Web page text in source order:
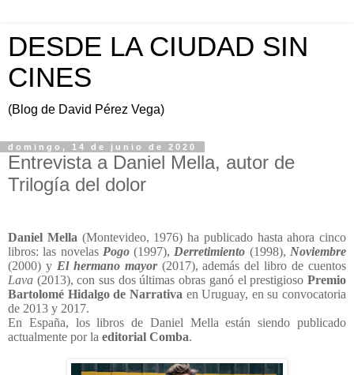
DESDE LA CIUDAD SIN
CINES
(Blog de David Pérez Vega)
domingo, 14 de junio de 2020
Entrevista a Daniel Mella, autor de
Trilogía del dolor
Daniel Mella (Montevideo, 1976) ha publicado hasta ahora cinco
libros: las novelas Pogo(1997), Derretimiento (1998), Noviembre
(2000) y El hermano mayor(2017), además del libro de cuentos
Lava (2013), con sus dos últimas obras ganó el prestigioso Premio
Bartolomé Hidalgo de Narrativa en Uruguay, en su convocatoria
de 2013 y 2017.
En España, los libros de Daniel Mella están siendo publicado
actualmente por la editorial Comba.